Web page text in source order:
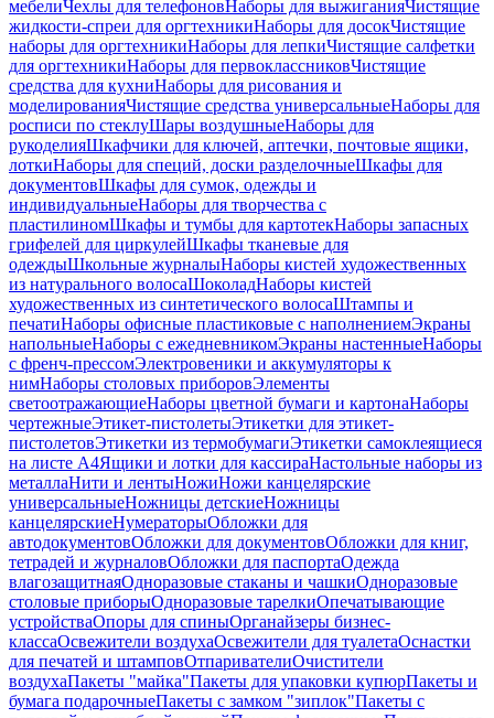
мебелиЧехлы для телефоновНаборы для выжиганияЧистящие
жидкости-спреи для оргтехникиНаборы для досокЧистящие
наборы для оргтехникиНаборы для лепкиЧистящие салфетки
для оргтехникиНаборы для первоклассниковЧистящие
средства для кухниНаборы для рисования и
моделированияЧистящие средства универсальныеНаборы для
росписи по стеклуШары воздушныеНаборы для
рукоделияШкафчики для ключей, аптечки, почтовые ящики,
лоткиНаборы для специй, доски разделочныеШкафы для
документовШкафы для сумок, одежды и
индивидуальныеНаборы для творчества с
пластилиномШкафы и тумбы для картотекНаборы запасных
грифелей для циркулейШкафы тканевые для
одеждыШкольные журналыНаборы кистей художественных
из натурального волосаШоколадНаборы кистей
художественных из синтетического волосаШтампы и
печатиНаборы офисные пластиковые с наполнениемЭкраны
напольныеНаборы с ежедневникомЭкраны настенныеНаборы
с френч-прессомЭлектровеники и аккумуляторы к
нимНаборы столовых приборовЭлементы
светоотражающиеНаборы цветной бумаги и картонаНаборы
чертежныеЭтикет-пистолетыЭтикетки для этикет-
пистолетовЭтикетки из термобумагиЭтикетки самоклеящиеся
на листе А4Ящики и лотки для кассираНастольные наборы из
металлаНити и лентыНожиНожи канцелярские
универсальныеНожницы детскиеНожницы
канцелярскиеНумераторыОбложки для
автодокументовОбложки для документовОбложки для книг,
тетрадей и журналовОбложки для паспортаОдежда
влагозащитнаяОдноразовые стаканы и чашкиОдноразовые
столовые приборыОдноразовые тарелкиОпечатывающие
устройстваОпоры для спиныОрганайзеры бизнес-
классаОсвежители воздухаОсвежители для туалетаОснастки
для печатей и штамповОтпаривателиОчистители
воздухаПакеты "майка"Пакеты для упаковки купюрПакеты и
бумага подарочныеПакеты с замком "зиплок"Пакеты с